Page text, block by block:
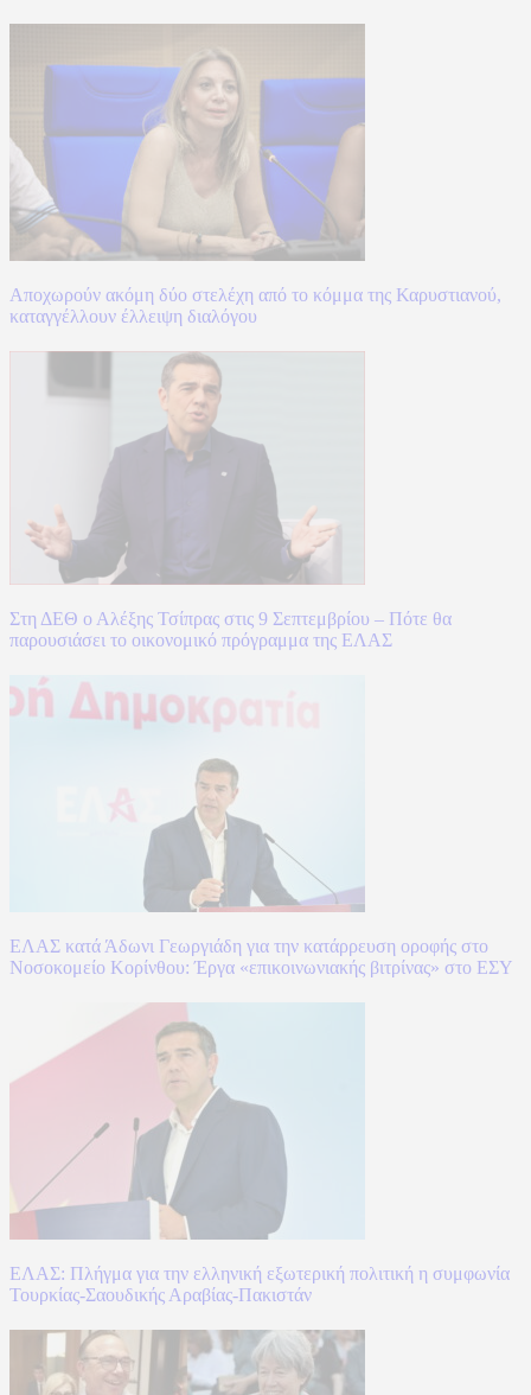
Αποχωρούν ακόμη δύο στελέχη από το κόμμα της Καρυστιανού,
καταγγέλλουν έλλειψη διαλόγου
Στη ΔΕΘ ο Αλέξης Τσίπρας στις 9 Σεπτεμβρίου – Πότε θα
παρουσιάσει το οικονομικό πρόγραμμα της ΕΛΑΣ
ΕΛΑΣ κατά Άδωνι Γεωργιάδη για την κατάρρευση οροφής στο
Νοσοκομείο Κορίνθου: Έργα «επικοινωνιακής βιτρίνας» στο ΕΣΥ
ΕΛΑΣ: Πλήγμα για την ελληνική εξωτερική πολιτική η συμφωνία
Τουρκίας-Σαουδικής Αραβίας-Πακιστάν